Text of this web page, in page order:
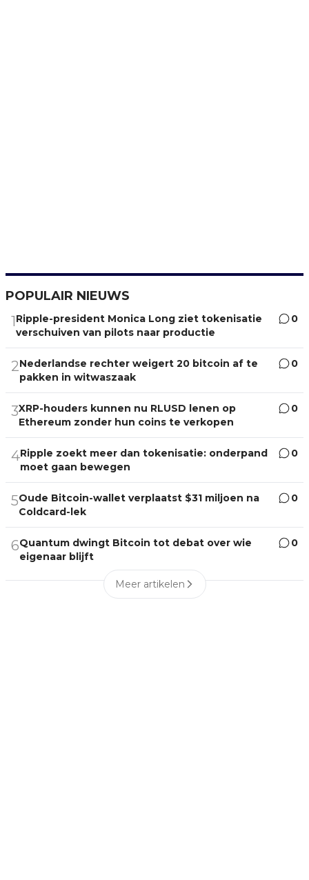
POPULAIR NIEUWS
1Ripple-president Monica Long ziet tokenisatie
verschuiven van pilots naar productie
0
2Nederlandse rechter weigert 20 bitcoin af te
pakken in witwaszaak
0
3XRP-houders kunnen nu RLUSD lenen op
Ethereum zonder hun coins te verkopen
0
4Ripple zoekt meer dan tokenisatie: onderpand
moet gaan bewegen
0
5Oude Bitcoin-wallet verplaatst $31 miljoen na
Coldcard-lek
0
6Quantum dwingt Bitcoin tot debat over wie
eigenaar blijft
0
Meer artikelen